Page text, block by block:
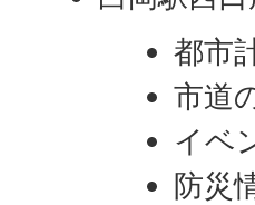
都市
市道
イベ
防災